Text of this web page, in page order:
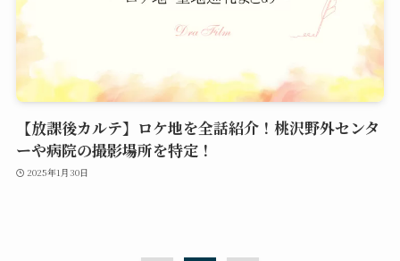
【放課後カルテ】ロケ地を全話紹介！桃沢野外センタ
ーや病院の撮影場所を特定！
2025年1月30日